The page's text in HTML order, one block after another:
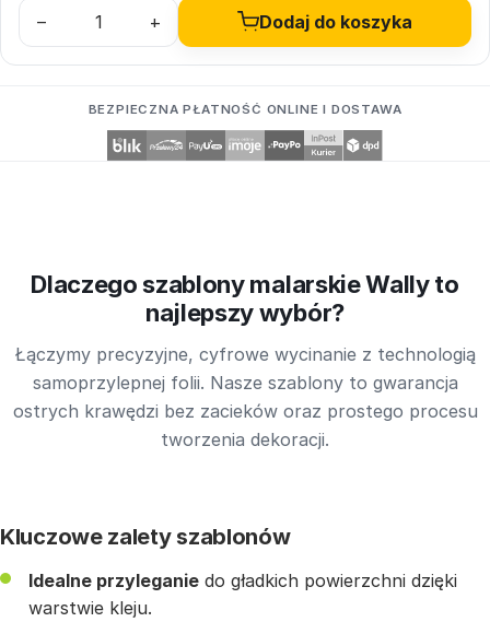
– + Dodaj do koszyka
BEZPIECZNA PŁATNOŚĆ ONLINE I DOSTAWA
Dlaczego szablony malarskie Wally to
najlepszy wybór?
Łączymy precyzyjne, cyfrowe wycinanie z technologią
samoprzylepnej folii. Nasze szablony to gwarancja
ostrych krawędzi bez zacieków oraz prostego procesu
tworzenia dekoracji.
Kluczowe zalety szablonów
Idealne przyleganie do gładkich powierzchni dzięki
warstwie kleju.